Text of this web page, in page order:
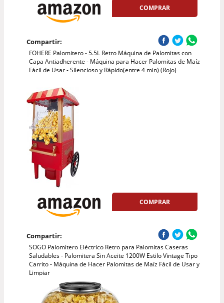
COMPRAR
Compartir:
FOHERE Palomitero - 5.5L Retro Máquina de Palomitas con
Capa Antiadherente - Máquina para Hacer Palomitas de Maíz
Fácil de Usar - Silencioso y Rápido(entre 4 min) (Rojo)
COMPRAR
Compartir:
SOGO Palomitero Eléctrico Retro para Palomitas Caseras
Saludables - Palomitera Sin Aceite 1200W Estilo Vintage Tipo
Carrito - Máquina de Hacer Palomitas de Maíz Fácil de Usar y
Limpiar